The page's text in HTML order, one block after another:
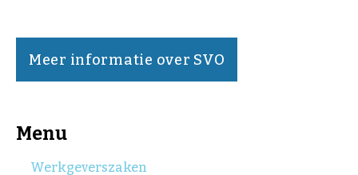
Meer informatie over SVO
Menu
Werkgeverszaken